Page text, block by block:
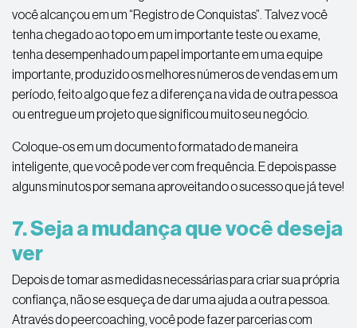
você alcançou em um “Registro de Conquistas”. Talvez você
tenha chegado ao topo em um importante teste ou exame,
tenha desempenhado um papel importante em uma equipe
importante, produzido os melhores números de vendas em um
período, feito algo que fez a diferença na vida de outra pessoa
ou entregue um projeto que significou muito seu negócio.
Coloque-os em um documento formatado de maneira
inteligente, que você pode ver com frequência. E depois passe
alguns minutos por semana aproveitando o sucesso que já teve!
7. Seja a mudança que você deseja
ver
Depois de tomar as medidas necessárias para criar sua própria
confiança, não se esqueça de dar uma ajuda a outra pessoa.
Através do peercoaching, você pode fazer parcerias com